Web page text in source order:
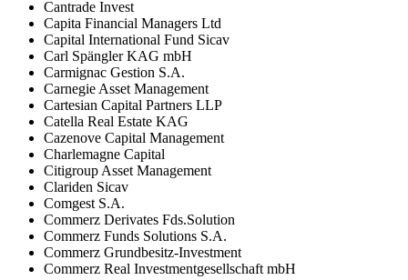
Cantrade Invest
Capita Financial Managers Ltd
Capital International Fund Sicav
Carl Spängler KAG mbH
Carmignac Gestion S.A.
Carnegie Asset Management
Cartesian Capital Partners LLP
Catella Real Estate KAG
Cazenove Capital Management
Charlemagne Capital
Citigroup Asset Management
Clariden Sicav
Comgest S.A.
Commerz Derivates Fds.Solution
Commerz Funds Solutions S.A.
Commerz Grundbesitz-Investment
Commerz Real Investmentgesellschaft mbH